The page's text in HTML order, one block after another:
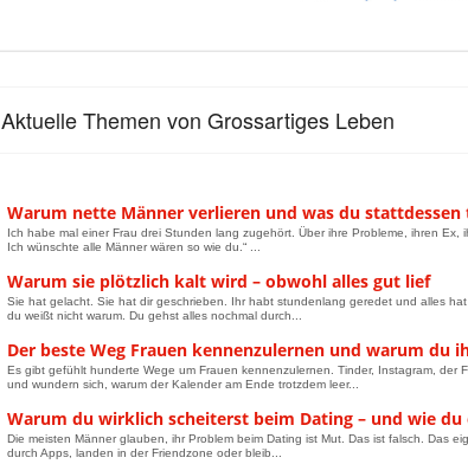
Aktuelle Themen von Grossartiges Leben
Warum nette Männer verlieren und was du
Ich habe mal einer Frau drei Stunden lang zugehört. Über ihre Probleme, ihren
Ich wünschte alle Männer wären so wie du.“ ...
Warum sie plötzlich kalt wird – obwohl alles gut lief
Sie hat gelacht. Sie hat dir geschrieben. Ihr habt stundenlang geredet und alles
du weißt nicht warum. Du gehst alles nochmal durch...
Der beste Weg Frauen kennenzulernen und warum du
Es gibt gefühlt hunderte Wege um Frauen kennenzulernen. Tinder, Instagram,
und wundern sich, warum der Kalender am Ende trotzdem leer...
Warum du wirklich scheiterst beim Dating – und wie
Die meisten Männer glauben, ihr Problem beim Dating ist Mut. Das ist falsch. Das
durch Apps, landen in der Friendzone oder bleib...